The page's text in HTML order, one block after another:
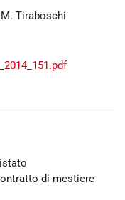
Tiraboschi
di mestiere